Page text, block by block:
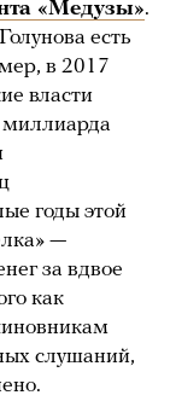
«Медузы».
есть
в 2017
власти
миллиарда
годы этой
—
за вдвое
как
слушаний,